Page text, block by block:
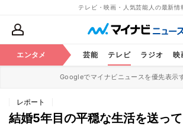
テレビ・映画・人気芸能人の最新情
エンタメ 芸能 テレビ ラジオ 映
Googleでマイナビニュースを優先表示
レポート
結婚5年目の平穏な生活を送っ